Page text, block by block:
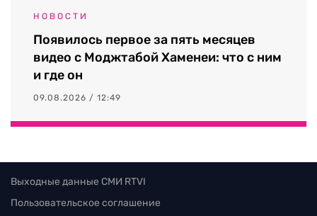
НОВОСТИ
Появилось первое за пять месяцев
видео с Моджтабой Хаменеи: что с ним
и где он
09.08.2026 / 12:49
Выходные данные СМИ RTVI
Пользовательское соглашение